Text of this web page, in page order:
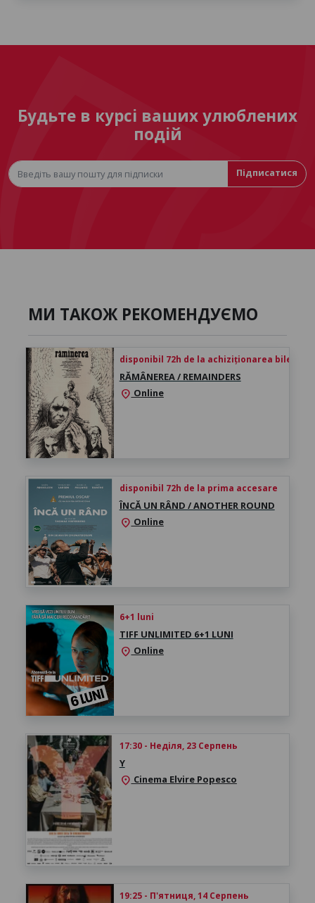
Будьте в курсі ваших улюблених
подій
Підписатися
МИ ТАКОЖ РЕКОМЕНДУЄМО
disponibil 72h de la achiziționarea biletului
RĂMÂNEREA / REMAINDERS
location_on Online
disponibil 72h de la prima accesare
ÎNCĂ UN RÂND / ANOTHER ROUND
location_on Online
6+1 luni
TIFF UNLIMITED 6+1 LUNI
location_on Online
17:30 - Неділя, 23 Серпень
Y
location_on Cinema Elvire Popesco
19:25 - П'ятниця, 14 Серпень